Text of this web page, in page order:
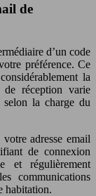
de
d’un code
préférence. Ce
la
de réception varie
selon la charge du
adresse email
de connexion
et régulièrement
communications
habitation.